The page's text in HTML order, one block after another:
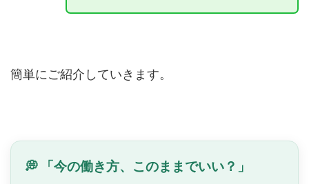
簡単にご紹介していきます。
💭 「今の働き方、このままでいい？」